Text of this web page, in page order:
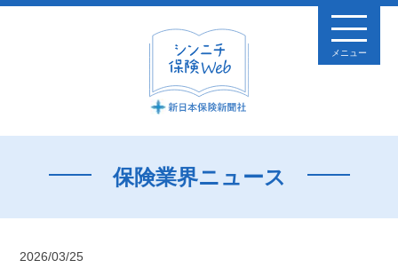
メニュー
保険業界ニュース
2026/03/25